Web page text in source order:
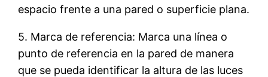
espacio frente a una pared o superficie plana.
5. Marca de referencia: Marca una línea o
punto de referencia en la pared de manera
que se pueda identificar la altura de las luces